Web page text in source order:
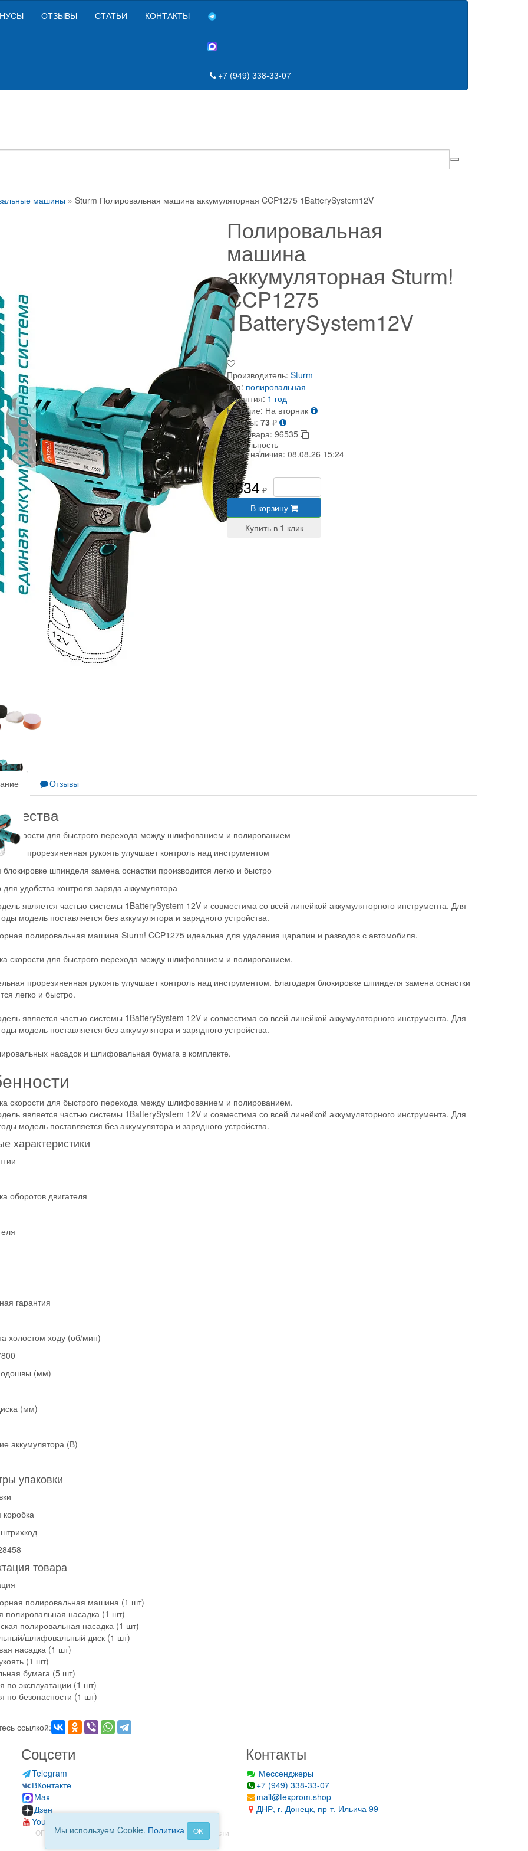
ОТЗЫВЫ СТАТЬИ КОНТАКТЫ
+7 (949) 338-33-07
машины» Sturm Полировальная машина аккумуляторная CCP1275 1BatterySystem12V
Полировальная
машина
аккумуляторная Sturm!
CCP1275
1BatterySystem12V
Производитель: Sturm
Тип: полировальная
Гарантия: 1 год
Наличие: На вторник
Бонусы: 73 ₽
Код товара: 96535
Актуальность
цен и наличия: 08.08.26 15:24
3634 ₽
В корзину
Отзывы
скорости для быстрого перехода между шлифованием и полированием
прорезиненная рукоять улучшает контроль над инструментом
шпинделя замена оснастки производится легко и быстро
удобства контроля заряда аккумулятора
является частью системы 1BatterySystem 12V и совместима со всей линейкой аккумуляторного инструмента. Для
модель поставляется без аккумулятора и зарядного устройства.
полировальная машина Sturm! CCP1275 идеальна для удаления царапин и разводов с автомобиля.
скорости для быстрого перехода между шлифованием и полированием.
прорезиненная рукоять улучшает контроль над инструментом. Благодаря блокировке шпинделя замена оснастки
легко и быстро.
является частью системы 1BatterySystem 12V и совместима со всей линейкой аккумуляторного инструмента. Для
модель поставляется без аккумулятора и зарядного устройства.
насадок и шлифовальная бумага в комплекте.
скорости для быстрого перехода между шлифованием и полированием.
является частью системы 1BatterySystem 12V и совместима со всей линейкой аккумуляторного инструмента. Для
модель поставляется без аккумулятора и зарядного устройства.
характеристики
оборотов двигателя
гарантия
холостом ходу (об/мин)
(мм)
(мм)
аккумулятора (В)
упаковки
товара
полировальная машина (1 шт)
полировальная насадка (1 шт)
полировальная насадка (1 шт)
шлифовальный диск (1 шт)
насадка (1 шт)
(1 шт)
бумага (5 шт)
по эксплуатации (1 шт)
по безопасности (1 шт)
ссылкой:
Соцсети
Telegram
ВКонтакте
Max
Дзен
YouTube
Контакты
Мессенджеры
+7 (949) 338-33-07
mail@texprom.shop
ДНР, г. Донецк, пр-т. Ильича 99
ОГРН: 323930100112840Политика конфиденциальности
Мы используем Cookie. Политика OK